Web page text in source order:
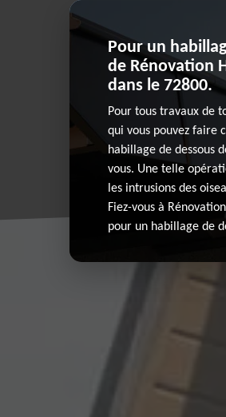
Pour un
de Rénovation
dans le 72800.
Pour tous travaux de
qui vous pouvez faire
habillage de dessous
vous. Une telle
les intrusions des
Fiez-vous à
pour un habillage de